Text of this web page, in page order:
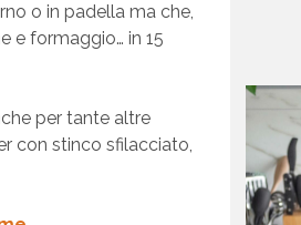
o in padella ma che,
e formaggio… in 15
per tante altre
con stinco sfilacciato,